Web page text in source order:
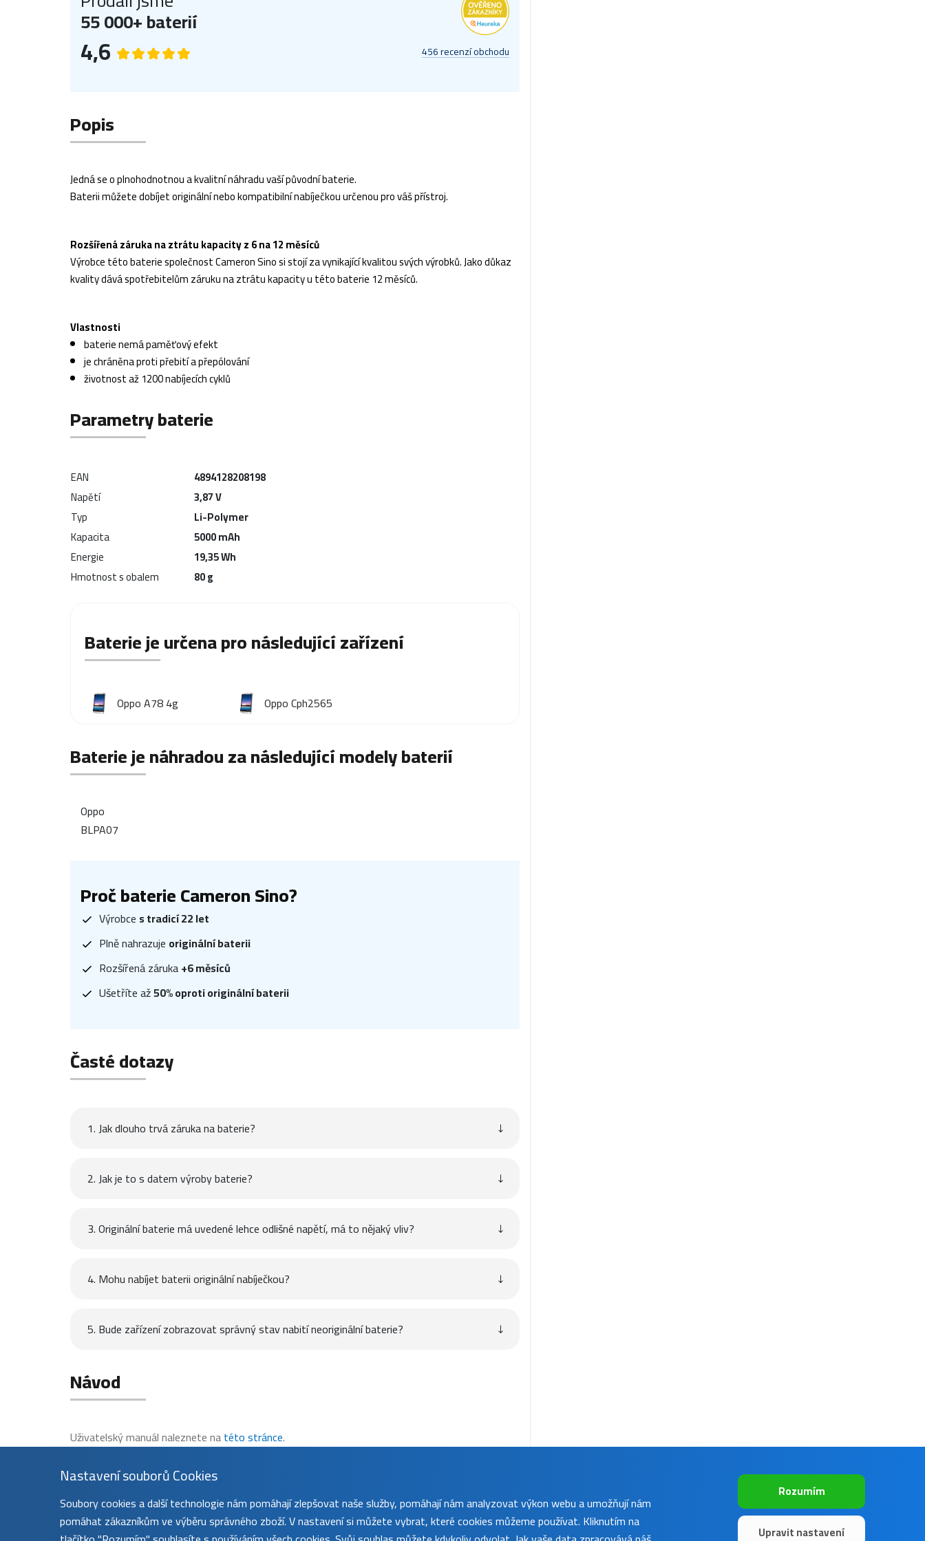
55 000+ baterií
4,6 456 recenzí obchodu
Popis
Jedná se o plnohodnotnou a kvalitní náhradu vaší původní baterie.
Baterii můžete dobíjet originální nebo kompatibilní nabíječkou určenou pro váš přístroj.
Rozšířená záruka na ztrátu kapacity z 6 na 12 měsíců
Výrobce této baterie společnost Cameron Sino si stojí za vynikající kvalitou svých výrobků. Jako důkaz
kvality dává spotřebitelům záruku na ztrátu kapacity u této baterie 12 měsíců.
Vlastnosti
baterie nemá paměťový efekt
je chráněna proti přebití a přepólování
životnost až 1200 nabíjecích cyklů
Parametry baterie
EAN
4894128208198
Napětí
3,87 V
Typ
Li-Polymer
Kapacita
5000 mAh
Energie
19,35 Wh
Hmotnost s obalem
80 g
Baterie je určena pro následující zařízení
Oppo A78 4g Oppo Cph2565
Baterie je náhradou za následující modely baterií
Oppo
BLPA07
Proč baterie Cameron Sino?
Výrobce s tradicí 22 let
Plně nahrazuje originální baterii
Rozšířená záruka+6 měsíců
Ušetříte až50% oproti originální baterii
Časté dotazy
1. Jak dlouho trvá záruka na baterie?
2. Jak je to s datem výroby baterie?
3. Originální baterie má uvedené lehce odlišné napětí, má to nějaký vliv?
4. Mohu nabíjet baterii originální nabíječkou?
5. Bude zařízení zobrazovat správný stav nabití neoriginální baterie?
Návod
Uživatelský manuál naleznete natéto stránce.
Nastavení souborů Cookies
Soubory cookies a další technologie nám pomáhají zlepšovat naše služby, pomáhají nám analyzovat výkon webu a umožňují nám
pomáhat zákazníkům ve výběru správného zboží. V nastavení si můžete vybrat, které cookies můžeme používat. Kliknutím na
Rozumím
Upravit nastavení